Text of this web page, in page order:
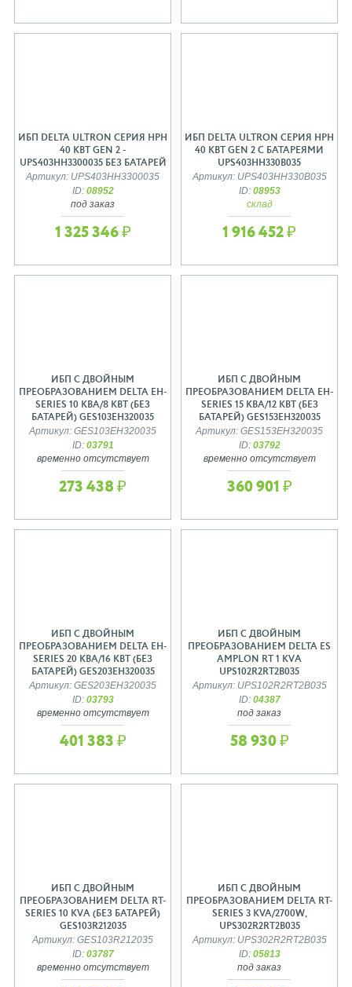
ИБП DELTA ULTRON СЕРИЯ HPH
40 КВТ GEN 2 -
UPS403HH3300035 БЕЗ БАТАРЕЙ
Артикул: UPS403HH3300035
ID: 08952
под заказ
1 325 346 ₽
ИБП DELTA ULTRON СЕРИЯ HPH
40 КВТ GEN 2 С БАТАРЕЯМИ
UPS403HH330B035
Артикул: UPS403HH330B035
ID: 08953
склад
1 916 452 ₽
ИБП С ДВОЙНЫМ
ПРЕОБРАЗОВАНИЕМ DELTA EH-
SERIES 10 КВА/8 КВТ (БЕЗ
БАТАРЕЙ) GES103EH320035
Артикул: GES103EH320035
ID: 03791
временно отсутствует
273 438 ₽
ИБП С ДВОЙНЫМ
ПРЕОБРАЗОВАНИЕМ DELTA EH-
SERIES 15 КВА/12 КВТ (БЕЗ
БАТАРЕЙ) GES153EH320035
Артикул: GES153EH320035
ID: 03792
временно отсутствует
360 901 ₽
ИБП С ДВОЙНЫМ
ПРЕОБРАЗОВАНИЕМ DELTA EH-
SERIES 20 КВА/16 КВТ (БЕЗ
БАТАРЕЙ) GES203EH320035
Артикул: GES203EH320035
ID: 03793
временно отсутствует
401 383 ₽
ИБП С ДВОЙНЫМ
ПРЕОБРАЗОВАНИЕМ DELTA ES
AMPLON RT 1 КVА
UPS102R2RT2B035
Артикул: UPS102R2RT2B035
ID: 04387
под заказ
58 930 ₽
ИБП С ДВОЙНЫМ
ПРЕОБРАЗОВАНИЕМ DELTA RT-
SERIES 10 КVА (БЕЗ БАТАРЕЙ)
GES103R212035
Артикул: GES103R212035
ID: 03787
временно отсутствует
ИБП С ДВОЙНЫМ
ПРЕОБРАЗОВАНИЕМ DELTA RT-
SERIES 3 KVA/2700W,
UPS302R2RT2B035
Артикул: UPS302R2RT2B035
ID: 05813
под заказ